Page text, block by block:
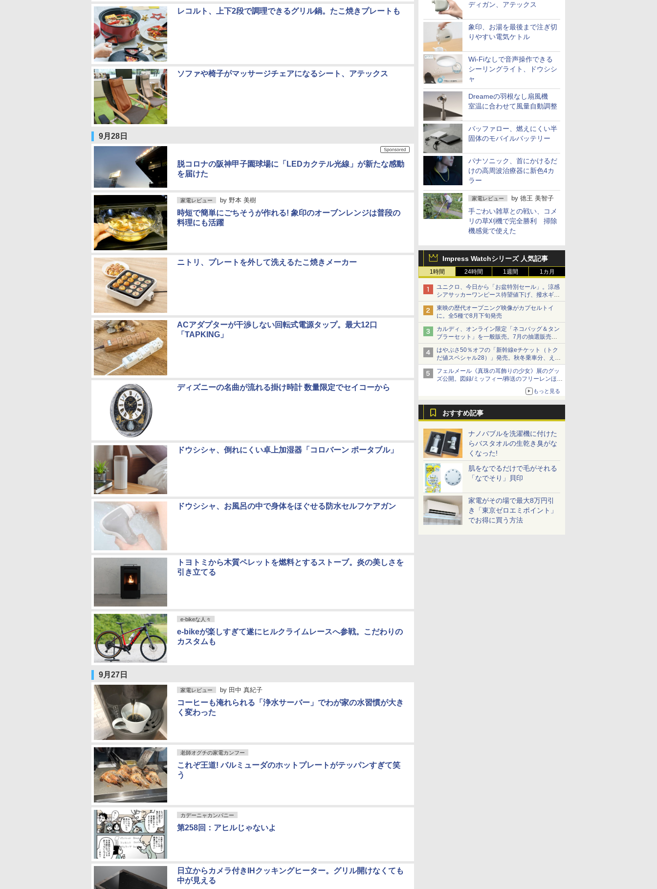
ディガン、アテックス
象印、お湯を最後まで注ぎ切
りやすい電気ケトル
Wi-Fiなしで音声操作できる
シーリングライト、ドウシシ
ャ
Dreameの羽根なし扇風機
室温に合わせて風量自動調整
バッファロー、燃えにくい半
固体のモバイルバッテリー
パナソニック、首にかけるだ
けの高周波治療器に新色4カ
ラー
家電レビュー by 徳王 美智子
手ごわい雑草との戦い、コメ
リの草刈機で完全勝利 掃除
機感覚で使えた
Impress Watchシリーズ 人気記事
1時間 24時間 1週間 1カ月
ユニクロ、今日から「お盆特別セール」。涼感
シアサッカーワンピース待望値下げ、撥水ギア
ショーツは1990円に
東映の歴代オープニング映像がカプセルトイ
に。全5種で8月下旬発売
カルディ、オンライン限定「ネコバッグ＆タン
ブラーセット」を一般販売。7月の抽選販売の
当選無効分
はやぶさ50％オフの「新幹線eチケット（トク
だ値スペシャル28）」発売。秋冬乗車分、えき
ねっと限定
フェルメール《真珠の耳飾りの少女》展のグッ
ズ公開。図録/ミッフィー/葬送のフリーレンほ
もっと見る
おすすめ記事
ナノバブルを洗濯機に付けた
らバスタオルの生乾き臭がな
くなった!
肌をなでるだけで毛がそれる
「なでそり」貝印
家電がその場で最大8万円引
き「東京ゼロエミポイント」
でお得に買う方法
レコルト、上下2段で調理できるグリル鍋。たこ焼きプレートも
ソファや椅子がマッサージチェアになるシート、アテックス
9月28日
脱コロナの阪神甲子園球場に「LEDカクテル光線」が新たな感動
を届けた
家電レビュー by 野本 美樹
時短で簡単にごちそうが作れる! 象印のオーブンレンジは普段の
料理にも活躍
ニトリ、プレートを外して洗えるたこ焼きメーカー
ACアダプターが干渉しない回転式電源タップ。最大12口
「TAPKING」
ディズニーの名曲が流れる掛け時計 数量限定でセイコーから
ドウシシャ、倒れにくい卓上加湿器「コロバーン ポータブル」
ドウシシャ、お風呂の中で身体をほぐせる防水セルフケアガン
トヨトミから木質ペレットを燃料とするストーブ。炎の美しさを
引き立てる
e-bikeな人々
e-bikeが楽しすぎて遂にヒルクライムレースへ参戦。こだわりの
カスタムも
9月27日
家電レビュー by 田中 真紀子
コーヒーも淹れられる「浄水サーバー」でわが家の水習慣が大き
く変わった
老師オグチの家電カンフー
これぞ王道! バルミューダのホットプレートがテッパンすぎて笑
う
カデーニャカンパニー
第258回：アヒルじゃないよ
日立からカメラ付きIHクッキングヒーター。グリル開けなくても
中が見える